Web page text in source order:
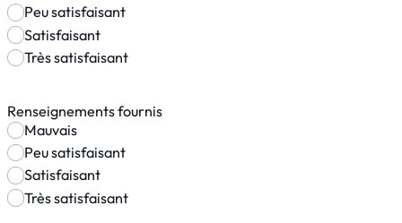
Peu satisfaisant
Satisfaisant
Très satisfaisant
Renseignements fournis
Mauvais
Peu satisfaisant
Satisfaisant
Très satisfaisant